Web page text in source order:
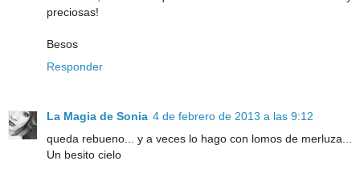
preciosas!
Besos
Responder
La Magia de Sonia 4 de febrero de 2013 a las 9:12
queda rebueno... y a veces lo hago con lomos de merluza...
Un besito cielo